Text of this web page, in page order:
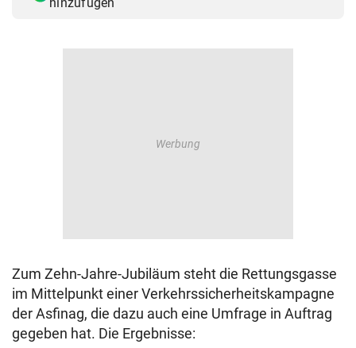
Zum Zehn-Jahre-Jubiläum steht die Rettungsgasse
im Mittelpunkt einer Verkehrssicherheitskampagne
der Asfinag, die dazu auch eine Umfrage in Auftrag
gegeben hat. Die Ergebnisse: